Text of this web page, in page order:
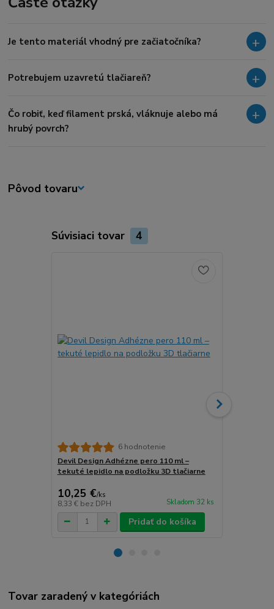
Je tento materiál vhodný pre začiatočníka?
Potrebujem uzavretú tlačiareň?
Čo robiť, keď filament prská, vláknuje alebo má
hrubý povrch?
Pôvod tovaru
Súvisiaci tovar 4
6 hodnotenie
Devil Design Adhézne pero 110 ml –
tekuté lepidlo na podložku 3D tlačiarne
10,25 €/ks
8,33 € bez DPH Skladom 32 ks
Pridať do košíka
Tovar zaradený v kategóriách